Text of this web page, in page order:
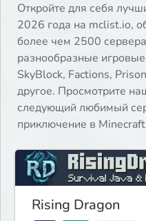
Откройте для себя
2026 года на mclist.io,
более чем 2500
разнообразные
SkyBlock, Factions,
другое. Просмотрите
следующий любимый
приключение в
Rising Dragon